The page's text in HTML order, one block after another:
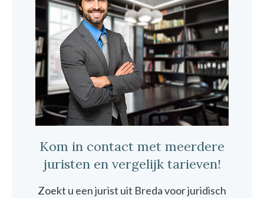
Kom in contact met meerdere
juristen en vergelijk tarieven!
Zoekt u een jurist uit Breda voor juridisch